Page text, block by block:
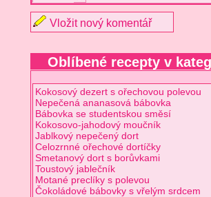
Vložit nový komentář
Oblíbené recepty v
Kokosový dezert s ořechovou polevou
Nepečená ananasová bábovka
Bábovka se studentskou směsí
Kokosovo-jahodový moučník
Jablkový nepečený dort
Celozrnné ořechové dortíčky
Smetanový dort s borůvkami
Toustový jablečník
Motané preclíky s polevou
Čokoládové bábovky s vřelým srdcem